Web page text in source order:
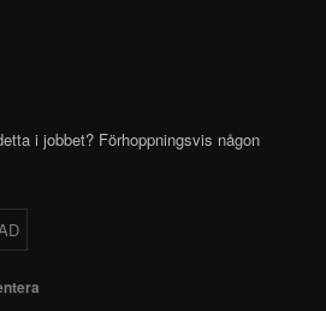
i jobbet? Förhoppningsvis någon